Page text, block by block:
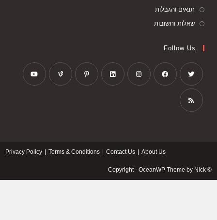
תנאים והגבלות
שאלות ותשובות
Follow Us
About Us
Contact Us
Terms & Conditions
Privacy Policy
© Copyright - OceanWP Theme by Nick